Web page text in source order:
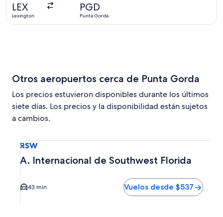
LEX
Lexington
PGD
Punta Gorda
Otros aeropuertos cerca de Punta Gorda
Los precios estuvieron disponibles durante los últimos
siete días. Los precios y la disponibilidad están sujetos
a cambios.
RSW
A. Internacional de Southwest Florida
43 min Vuelos desde $537